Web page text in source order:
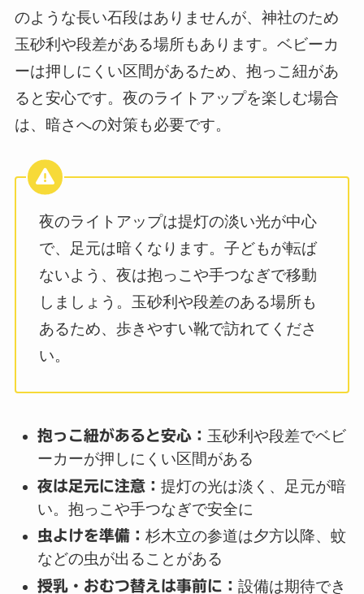
のような長い石段はありませんが、神社のため
玉砂利や段差がある場所もあります。ベビーカ
ーは押しにくい区間があるため、抱っこ紐があ
ると安心です。夜のライトアップを楽しむ場合
は、暗さへの対策も必要です。
夜のライトアップは提灯の淡い光が中心
で、足元は暗くなります。子どもが転ば
ないよう、夜は抱っこや手つなぎで移動
しましょう。玉砂利や段差のある場所も
あるため、歩きやすい靴で訪れてくださ
い。
抱っこ紐があると安心： 玉砂利や段差でベビ
ーカーが押しにくい区間がある
夜は足元に注意：提灯の光は淡く、足元が暗
い。抱っこや手つなぎで安全に
虫よけを準備：杉木立の参道は夕方以降、蚊
などの虫が出ることがある
授乳・おむつ替えは事前に：設備は期待でき